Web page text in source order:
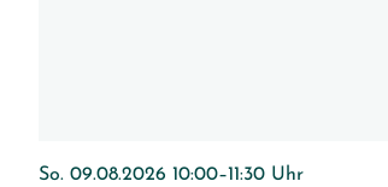
So. 09.08.2026 10:00–11:30 Uhr